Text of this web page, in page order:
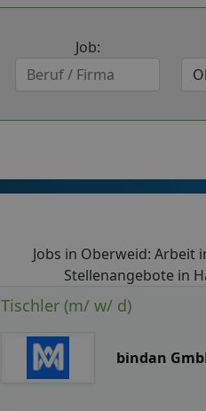
Job:
Jobs in Oberweid: Arbeit
Stellenangebote in
Tischler (m/ w/ d)
bindan